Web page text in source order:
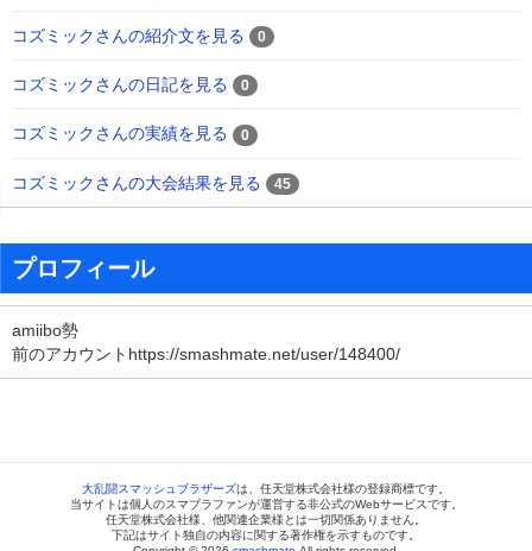
コズミックさんの紹介文を見る 0
コズミックさんの日記を見る 0
コズミックさんの実績を見る 0
コズミックさんの大会結果を見る 45
プロフィール
amiibo勢
前のアカウントhttps://smashmate.net/user/148400/
大乱闘スマッシュブラザーズは、任天堂株式会社様の登録商標です。
当サイトは個人のスマブラファンが運営する非公式のWebサービスです。
任天堂株式会社様、他関連企業様とは一切関係ありません。
下記はサイト独自の内容に関する著作権を示すものです。